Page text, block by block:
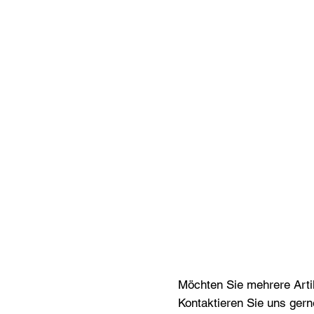
Möchten Sie mehrere
Kontaktieren Sie uns